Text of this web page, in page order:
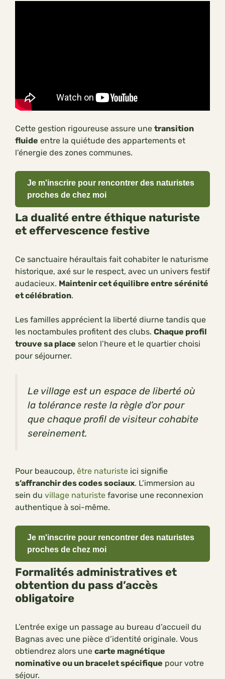
Cette gestion rigoureuse assure une transition
fluide entre la quiétude des appartements et
l’énergie des zones communes.
Je m'inscrire pour rencontrer des naturistes
proches de chez moi
La dualité entre éthique naturiste
et effervescence festive
Ce sanctuaire héraultais fait cohabiter le naturisme
historique, axé sur le respect, avec un univers festif
audacieux. Maintenir cet équilibre entre sérénité
et célébration.
Les familles apprécient la liberté diurne tandis que
les noctambules profitent des clubs. Chaque profil
trouve sa place selon l’heure et le quartier choisi
pour séjourner.
Le village est un espace de liberté où
la tolérance reste la règle d’or pour
que chaque profil de visiteur cohabite
sereinement.
Pour beaucoup, être naturiste ici signifie
s’affranchir des codes sociaux. L’immersion au
sein du village naturiste favorise une reconnexion
authentique à soi-même.
Je m'inscrire pour rencontrer des naturistes
proches de chez moi
Formalités administratives et
obtention du pass d’accès
obligatoire
L’entrée exige un passage au bureau d’accueil du
Bagnas avec une pièce d’identité originale. Vous
obtiendrez alors une carte magnétique
nominative ou un bracelet spécifique pour votre
séjour.